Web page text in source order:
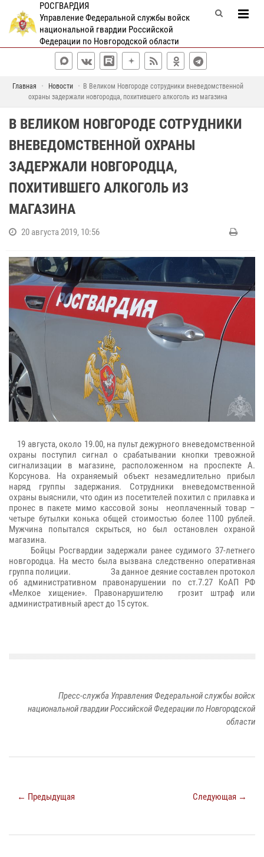
РОСГВАРДИЯ
Управление Федеральной службы войск
национальной гвардии Российской
Федерации по Новгородской области
Главная Новости
В Великом Новгороде сотрудники вневедомственной
охраны задержали новгородца, похитившего алкоголь из магазина
В ВЕЛИКОМ НОВГОРОДЕ СОТРУДНИКИ
ВНЕВЕДОМСТВЕННОЙ ОХРАНЫ
ЗАДЕРЖАЛИ НОВГОРОДЦА,
ПОХИТИВШЕГО АЛКОГОЛЬ ИЗ
МАГАЗИНА
20 августа 2019, 10:56
19 августа, около 19.00, на пульт дежурного вневедомственной
охраны поступил сигнал о срабатывании кнопки тревожной
сигнализации в магазине, расположенном на проспекте А.
Корсунова. На охраняемый объект незамедлительно прибыл
наряд группы задержания. Сотрудники вневедомственной
охраны выяснили, что один из посетителей похитил с прилавка и
пронес в пакете мимо кассовой зоны неоплаченный товар –
четыре бутылки конька общей стоимостью более 1100 рублей.
Мужчина попытался скрыться, но был остановлен охраной
магазина.
Бойцы Росгвардии задержали ранее судимого 37-летнего
новгородца. На место была вызвана следственно оперативная
группа полиции. За данное деяние составлен протокол
об административном правонарушении по ст.7.27 КоАП РФ
«Мелкое хищение». Правонарушителю грозит штраф или
административный арест до 15 суток.
Пресс-служба Управления Федеральной службы войск
национальной гвардии Российской Федерации по Новгородской
области
← Предыдущая Следующая →